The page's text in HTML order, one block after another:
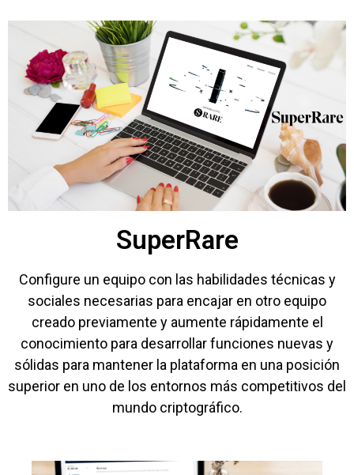
SuperRare
Configure un equipo con las habilidades técnicas y
sociales necesarias para encajar en otro equipo
creado previamente y aumente rápidamente el
conocimiento para desarrollar funciones nuevas y
sólidas para mantener la plataforma en una posición
superior en uno de los entornos más competitivos del
mundo criptográfico.